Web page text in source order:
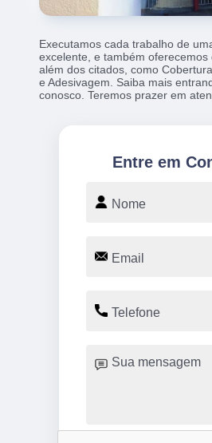
Executamos cada trabalho de
excelente, e também oferecemos
além dos citados, como
e Adesivagem. Saiba mais
conosco. Teremos prazer em
Entre em